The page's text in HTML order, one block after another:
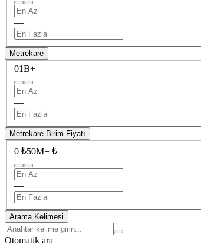
—
Metrekare
01B+
—
Metrekare Birim Fiyatı
0 ₺50M+ ₺
—
Arama Kelimesi
Otomatik ara